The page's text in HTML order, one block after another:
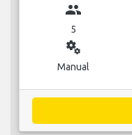
group
5
miscellaneous_services
Manual